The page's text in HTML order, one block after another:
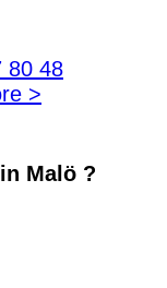
80 48
>
Malö ?